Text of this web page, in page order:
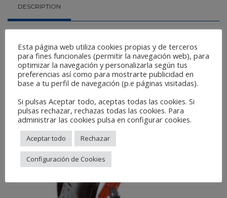
DESCRIPTION
C3202
Related Products
Esta página web utiliza cookies propias y de terceros
para fines funcionales (permitir la navegación web), para
optimizar la navegación y personalizarla según tus
preferencias así como para mostrarte publicidad en
base a tu perfil de navegación (p.e páginas visitadas).
Si pulsas Aceptar todo, aceptas todas las cookies. Si
pulsas rechazar, rechazas todas las cookies. Para
administrar las cookies pulsa en configurar cookies.
Aceptar todo Rechazar
Configuración de Cookies